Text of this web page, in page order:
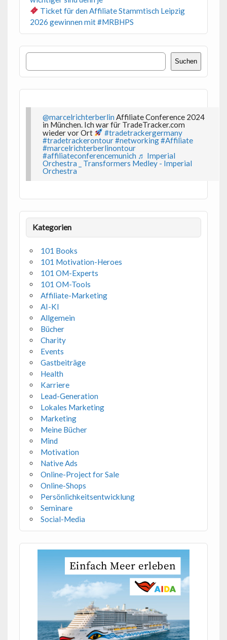
Ticket für den Affiliate Stammtisch Leipzig
2026 gewinnen mit #MRBHPS
Suchen
Suchen
@marcelrichterberlin Affiliate Conference 2024
in München. Ich war für TradeTracker.com
wieder vor Ort
#tradetrackergermany
#tradetrackerontour#networking#Affiliate
#marcelrichterberlinontour
#affiliateconferencemunich ♬ Imperial
Orchestra _ Transformers Medley - Imperial
Orchestra
Kategorien
101 Books
101 Motivation-Heroes
101 OM-Experts
101 OM-Tools
Affiliate-Marketing
AI-KI
Allgemein
Bücher
Charity
Events
Gastbeiträge
Health
Karriere
Lead-Generation
Lokales Marketing
Marketing
Meine Bücher
Mind
Motivation
Native Ads
Online-Project for Sale
Online-Shops
Persönlichkeitsentwicklung
Seminare
Social-Media